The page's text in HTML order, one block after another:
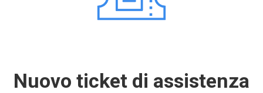
Nuovo ticket di assistenza